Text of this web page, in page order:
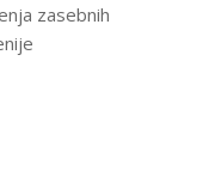
zasebnih